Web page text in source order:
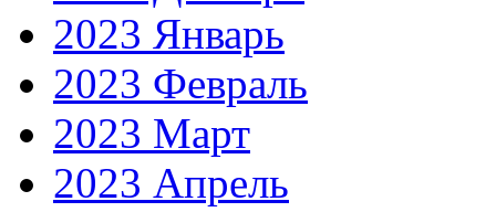
2023 Январь
2023 Февраль
2023 Март
2023 Апрель